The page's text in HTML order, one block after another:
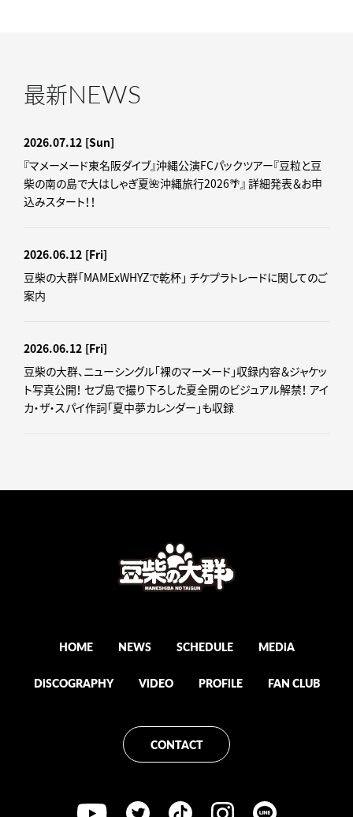
最新NEWS
2026.07.12 [Sun]
『マメーメード東名阪ダイブ』沖縄公演FCパックツアー『豆粒と豆
柴の南の島で大はしゃぎ夏🌺沖縄旅行2026🌴』 詳細発表＆お申
込みスタート！！
2026.06.12 [Fri]
豆柴の大群「MAMExWHYZで乾杯」 チケプラトレードに関してのご
案内
2026.06.12 [Fri]
豆柴の大群、ニューシングル「裸のマーメード」収録内容＆ジャケッ
ト写真公開！ セブ島で撮り下ろした夏全開のビジュアル解禁！ アイ
カ・ザ・スパイ作詞「夏中夢カレンダー」も収録
HOME NEWS SCHEDULE MEDiA
DiSCOGRAPHY ViDEO PROFiLE FAN CLUB
CONTACT